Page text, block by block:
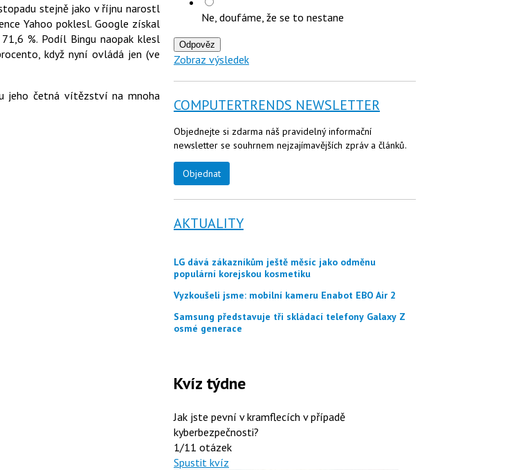
e
o
u
i
stejně jako v říjnu narostl
Yahoo poklesl. Google získal
%. Podíl Bingu naopak klesl
když nyní ovládá jen (ve
jeho četná vítězství na mnoha
Ne, doufáme, že se to nestane
Odpověz
Zobraz výsledek
COMPUTERTRENDS NEWSLETTER
Objednejte si zdarma náš pravidelný informační
newsletter se souhrnem nejzajímavějších zpráv a článků.
Objednat
AKTUALITY
LG dává zákazníkům ještě měsíc jako odměnu
populární korejskou kosmetiku
Vyzkoušeli jsme: mobilní kameru Enabot EBO Air 2
Samsung představuje tři skládací telefony Galaxy Z
osmé generace
Kvíz týdne
Jak jste pevní v kramflecích v případě
kyberbezpečnosti?
1/11 otázek
Spustit kvíz